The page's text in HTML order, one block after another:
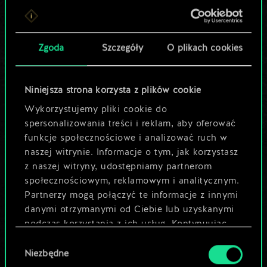
Zgoda Szczegóły O plikach cookies
Niniejsza strona korzysta z plików cookie
Wykorzystujemy pliki cookie do
spersonalizowania treści i reklam, aby oferować
funkcje społecznościowe i analizować ruch w
naszej witrynie. Informacje o tym, jak korzystasz
z naszej witryny, udostępniamy partnerom
społecznościowym, reklamowym i analitycznym.
Partnerzy mogą połączyć te informacje z innymi
danymi otrzymanymi od Ciebie lub uzyskanymi
podczas korzystania z ich usług. Kontynuując
używanie plików cookie.
zgody
Niezbędne
Lubisz grać tą talią?
Pomóż społeczności
odkryć jej
potencjał!
Nazwij talię i opisz swoją strategię
Edytuj talię
LUB